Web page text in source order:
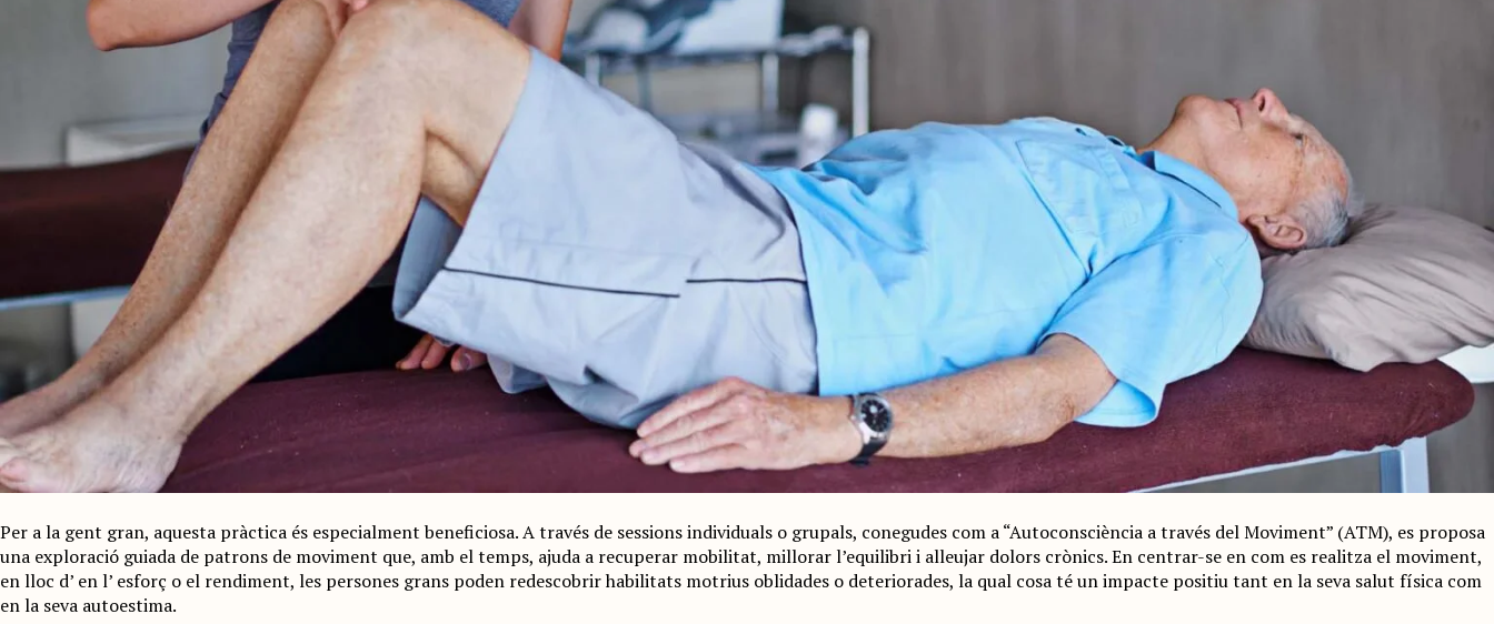
Per a la gent gran, aquesta pràctica és especialment beneficiosa. A través de sessions individuals o grupals, conegudes com a “Autoconsciència a través del Moviment” (ATM), es proposa
una exploració guiada de patrons de moviment que, amb el temps, ajuda a recuperar mobilitat, millorar l’equilibri i alleujar dolors crònics. En centrar-se en com es realitza el moviment,
en lloc d’ en l’ esforç o el rendiment, les persones grans poden redescobrir habilitats motrius oblidades o deteriorades, la qual cosa té un impacte positiu tant en la seva salut física com
en la seva autoestima.